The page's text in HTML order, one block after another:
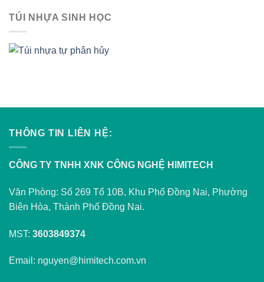
TÚI NHỰA SINH HỌC
THÔNG TIN LIÊN HỆ:
CÔNG TY TNHH XNK CÔNG NGHỆ HIMITECH
Văn Phòng: Số 269 Tổ 10B, Khu Phố Đồng Nai, Phường
Biên Hòa, Thành Phố Đồng Nai.
MST: 3603849374
Email: nguyen@himitech.com.vn